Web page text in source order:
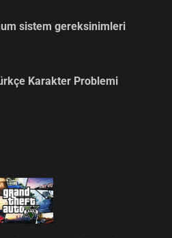
sistem gereksinimleri
Karakter Problemi